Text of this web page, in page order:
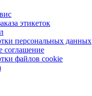
этикеток
персональных данных
соглашение
файлов cookie